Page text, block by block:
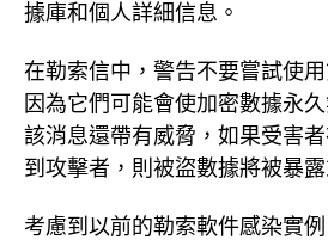
據庫和個人詳細信息。
在勒索信中，警告不要嘗試使
因為它們可能會使加密數據永
該消息還帶有威脅，如果受害
到攻擊者，則被盜數據將被暴露
考慮到以前的勒索軟件感染實